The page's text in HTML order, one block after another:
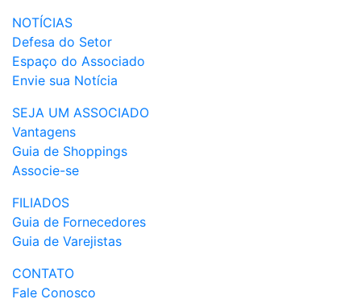
NOTÍCIAS
Defesa do Setor
Espaço do Associado
Envie sua Notícia
SEJA UM ASSOCIADO
Vantagens
Guia de Shoppings
Associe-se
FILIADOS
Guia de Fornecedores
Guia de Varejistas
CONTATO
Fale Conosco